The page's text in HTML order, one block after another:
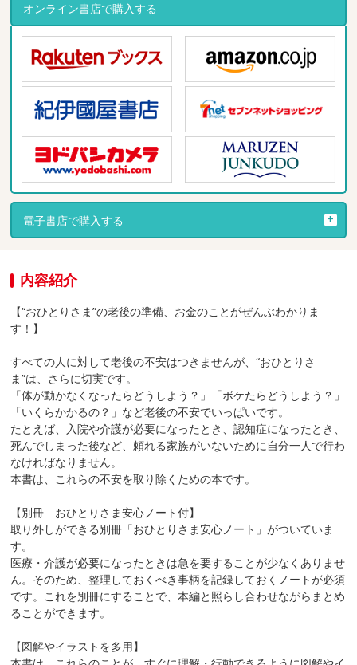
オンライン書店で購入する
電子書店で購入する
内容紹介
【“おひとりさま”の老後の準備、お金のことがぜんぶわかりま
す！】
すべての人に対して老後の不安はつきませんが、“おひとりさ
ま”は、さらに切実です。
「体が動かなくなったらどうしよう？」「ボケたらどうしよう？」
「いくらかかるの？」など老後の不安でいっぱいです。
たとえば、入院や介護が必要になったとき、認知症になったとき、
死んでしまった後など、頼れる家族がいないために自分一人で行わ
なければなりません。
本書は、これらの不安を取り除くための本です。
【別冊 おひとりさま安心ノート付】
取り外しができる別冊「おひとりさま安心ノート」がついていま
す。
医療・介護が必要になったときは急を要することが少なくありませ
ん。そのため、整理しておくべき事柄を記録しておくノートが必須
です。これを別冊にすることで、本編と照らし合わせながらまとめ
ることができます。
【図解やイラストを多用】